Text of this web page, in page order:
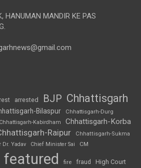
HANUMAN MANDIR KE PAS
arrested BJP Chhattisgarh
Bilaspur Chhattisgarh-Durg
Chhattisgarh-Kabirdham Chhattisgarh-Korba
Raipur
Chhattisgarh-Sukma
Yadav Chief Minister Sai CM
featured fire fraud High Court